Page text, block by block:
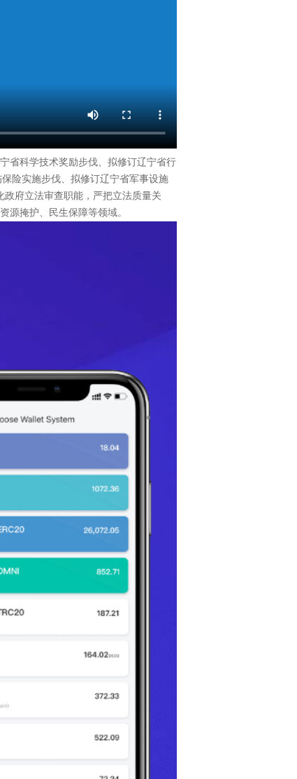
省科学技术奖励步伐、拟修订辽宁省行
险实施步伐、拟修订辽宁省军事设施
府立法审查职能，严把立法质量关
源掩护、民生保障等领域。